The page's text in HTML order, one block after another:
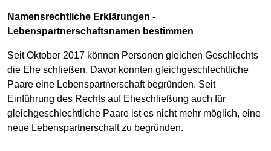
Namensrechtliche Erklärungen -
Lebenspartnerschaftsnamen bestimmen
Seit Oktober 2017 können Personen gleichen Geschlechts
die Ehe schließen. Davor konnten gleichgeschlechtliche
Paare eine Lebenspartnerschaft begründen. Seit
Einführung des Rechts auf Eheschließung auch für
gleichgeschlechtliche Paare ist es nicht mehr möglich, eine
neue Lebenspartnerschaft zu begründen.